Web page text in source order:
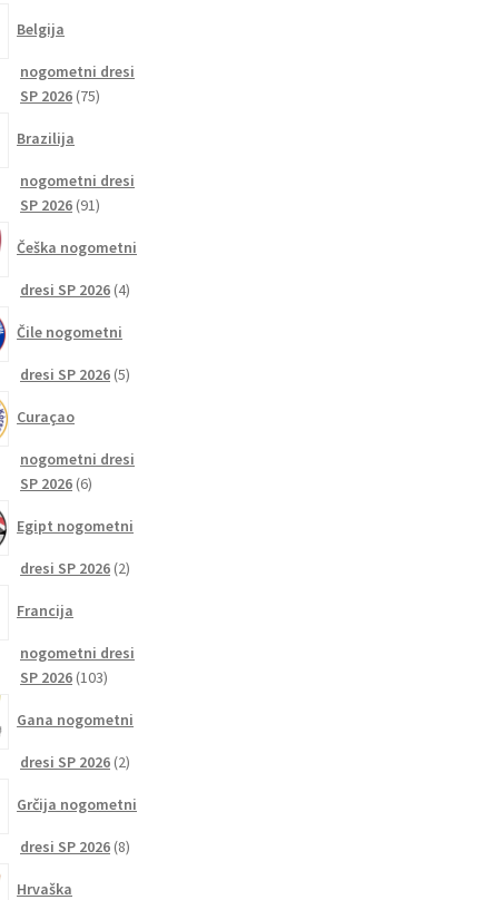
Belgija
nogometni dresi
SP 2026 7575
Brazilija
nogometni dresi
SP 2026 9191
Češka nogometni
dresi SP 2026 44
Čile nogometni
dresi SP 2026 55
Curaçao
nogometni dresi
SP 2026 66
Egipt nogometni
dresi SP 2026 22
Francija
nogometni dresi
SP 2026 103103
Gana nogometni
dresi SP 2026 22
Grčija nogometni
dresi SP 2026 88
Hrvaška